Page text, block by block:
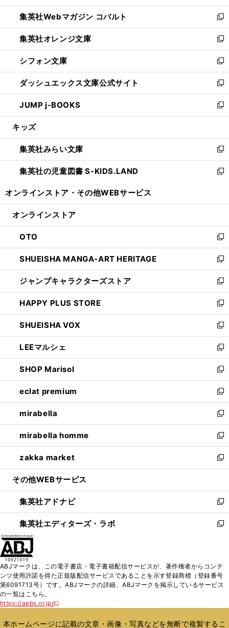
開
く
ウ
で
開
く
ン
ド
ウ
で
開
く
ウ
ィ
ン
ド
ウ
で
開
く
集英社Webマガジン コバルト
新
し
い
ウ
ィ
ン
ド
ウ
で
開
集英社オレンジ文庫
新
し
い
ウ
ィ
ン
ド
ウ
開
く
シフォン文庫
新
し
い
ウ
ィ
ン
ウ
で
開
く
ダッシュエックス文庫公式サイト
新
し
い
ウ
ン
ド
ウ
で
JUMP j-BOOKS
新
し
ウ
ィ
ン
ド
開
キッズ
集英社みらい文庫
新
し
い
ン
ウ
で
開
く
集英社の児童図書 S-KIDS.LAND
新
ウ
ン
ド
ウ
で
開
く
オンラインストア・ その他WEBサービス
オンラインストア
OTO
新
し
い
ウ
ィ
ン
ド
ウ
で
開
く
SHUEISHA MANGA-ART HERITAGE
新
し
い
ウ
ィ
ン
ド
ウ
で
開
く
ジャンプキャラクターズストア
新
し
い
ウ
ィ
ン
ド
ウ
で
開
く
HAPPY PLUS STORE
新
し
い
ウ
ィ
ン
ド
ウ
で
開
く
SHUEISHA VOX
新
し
い
ウ
ィ
ン
ド
ウ
で
開
く
LEEマルシェ
新
し
い
ウ
ィ
ン
ド
ウ
で
開
く
SHOP Marisol
新
し
い
ウ
ィ
ン
ド
ウ
で
開
eclat premium
新
し
い
ウ
ィ
ン
ド
ウ
開
く
mirabella
新
し
い
ウ
ィ
ン
ウ
で
開
く
mirabella homme
新
し
い
ウ
ン
ド
ウ
で
zakka market
新
し
ウ
ィ
ン
ド
く
その他WEBサービス
集英社アドナビ
新
し
い
ド
ウ
で
集英社エディターズ・ラボ
新
ィ
ン
ド
開
ABJマークは、この電子書店・電子書籍配信サービスが、著作権者からコンテ
ンツ使用許諾を得た正規版配信サービスであることを示す登録商標（登録番号
第6091713号）です。ABJマークの詳細、ABJマークを掲示しているサービス
の一覧はこちら。
https://aebs.or.jp/
新
い
本ホームページに記載の文章・画像・写真などを無断で複製するこ